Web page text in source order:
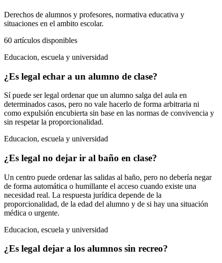
Derechos de alumnos y profesores, normativa educativa y
situaciones en el ambito escolar.
60 artículos disponibles
Educacion, escuela y universidad
¿Es legal echar a un alumno de clase?
Sí puede ser legal ordenar que un alumno salga del aula en
determinados casos, pero no vale hacerlo de forma arbitraria ni
como expulsión encubierta sin base en las normas de convivencia y
sin respetar la proporcionalidad.
Educacion, escuela y universidad
¿Es legal no dejar ir al baño en clase?
Un centro puede ordenar las salidas al baño, pero no debería negar
de forma automática o humillante el acceso cuando existe una
necesidad real. La respuesta jurídica depende de la
proporcionalidad, de la edad del alumno y de si hay una situación
médica o urgente.
Educacion, escuela y universidad
¿Es legal dejar a los alumnos sin recreo?